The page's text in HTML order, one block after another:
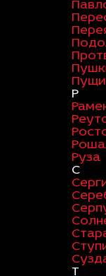
Р
Руза
С
Т